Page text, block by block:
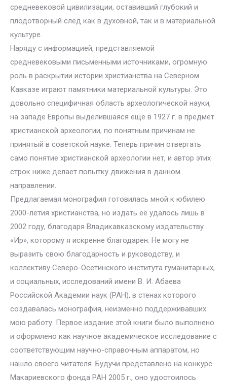
средневековой цивилизации, оставивший глубокий и
плодотворный след как в духовной, так и в материальной
культуре.
Наряду с информацией, представляемой
средневековыми письменными источниками, огромную
роль в раскрытии истории христианства на Северном
Кавказе играют памятники материальной культуры. Это
довольно специфичная область археологической науки,
на западе Европы выделившаяся ещё в 1927 г. в предмет
христианской археологии, по понятным причинам не
принятый в советской науке. Теперь причин отвергать
само понятие христианской археологии нет, и автор этих
строк ниже делает попытку движения в данном
направлении.
Предлагаемая монография готовилась мной к юбилею
2000-летия христианства, но издать её удалось лишь в
2002 году, благодаря Владикавказскому издательству
«Ир», которому я искренне благодарен. Не могу не
выразить свою благодарность и руководству, и
коллективу Северо-Осетинского института гуманитарных,
и социальных, исследований имени В. И. Абаева
Российской Академии наук (РАН), в стенах которого
создавалась монография, неизменно поддерживавших
мою работу. Первое издание этой книги было выполнено
и оформлено как научное академическое исследование с
соответствующим научно-справочным аппаратом, но
нашло своего читателя. Будучи представлено на конкурс
Макариевского фонда РАН 2005 г., оно удостоилось